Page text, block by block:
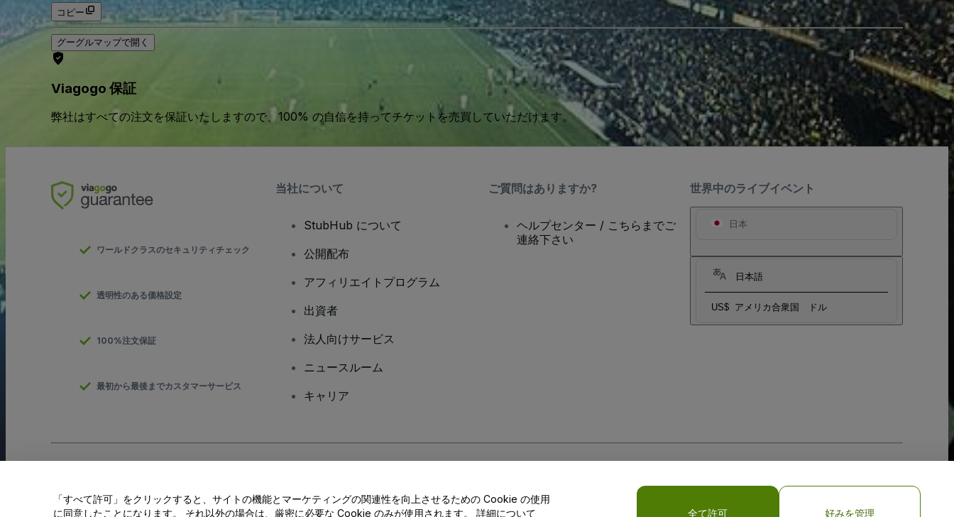
コピー
グーグルマップで開く
Viagogo 保証
弊社はすべての注文を保証いたしますので、100% の自信を持ってチケットを売買していただけます。
世界中のライブイベント
日本
日本語
US$ アメリカ合衆国 ドル
ワールドクラスのセキュリティチェック
透明性のある価格設定
100%注文保証
最初から最後までカスタマーサービス
当社について
StubHub について
公開配布
アフィリエイトプログラム
出資者
法人向けサービス
ニュースルーム
キャリア
ご質問はありますか?
ヘルプセンター / こちらまでご
連絡下さい
私の個人情報を共有しない/あなたのプライバシーの選択
「すべて許可」をクリックすると、サイトの機能とマーケティングの関連性を向上させるための Cookie の使用
に同意したことになります。 それ以外の場合は、厳密に必要な Cookie のみが使用されます。 詳細について
全て許可 好みを管理